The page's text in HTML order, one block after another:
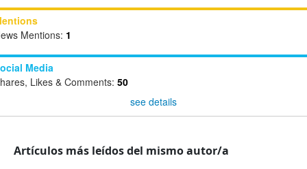
Mentions: 1
Media
Likes & Comments: 50
see details
Artículos más leídos del mismo autor/a